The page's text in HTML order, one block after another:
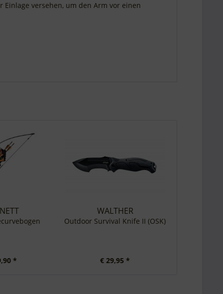
versehen, um den Arm vor einen
*
WALTHER
Outdoor Survival Knife II (OSK)
€ 29,95 *